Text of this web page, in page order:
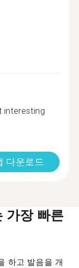
interesting
다운로드
가장 빠른
하고 발음을 개